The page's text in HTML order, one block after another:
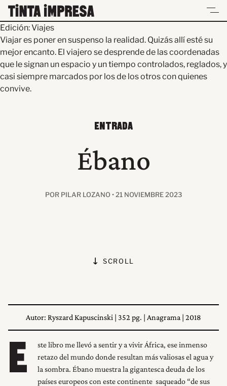
Skip
content
UN ESPACIO PARA LECTORES Y LECTURAS
Edición:Viajes
Viajar es poner en suspenso la realidad. Quizás allí esté su
mejor encanto. El viajero se desprende de las coordenadas
que le signan un espacio y un tiempo controlados, reglados, y
casi siempre marcados por los de los otros con quienes
convive.
ENTRADA
Ébano
POR PILAR LOZANO • 21 NOVIEMBRE 2023
SCROLL
Autor: Ryszard Kapuscinski | 352 pg. | Anagrama | 2018
E
ste libro me llevó a sentir y a vivir África, ese inmenso
retazo del mundo donde resultan más valiosas el agua y
la sombra. Ébano muestra la gigantesca deuda de los
países europeos con este continente saqueado “de sus